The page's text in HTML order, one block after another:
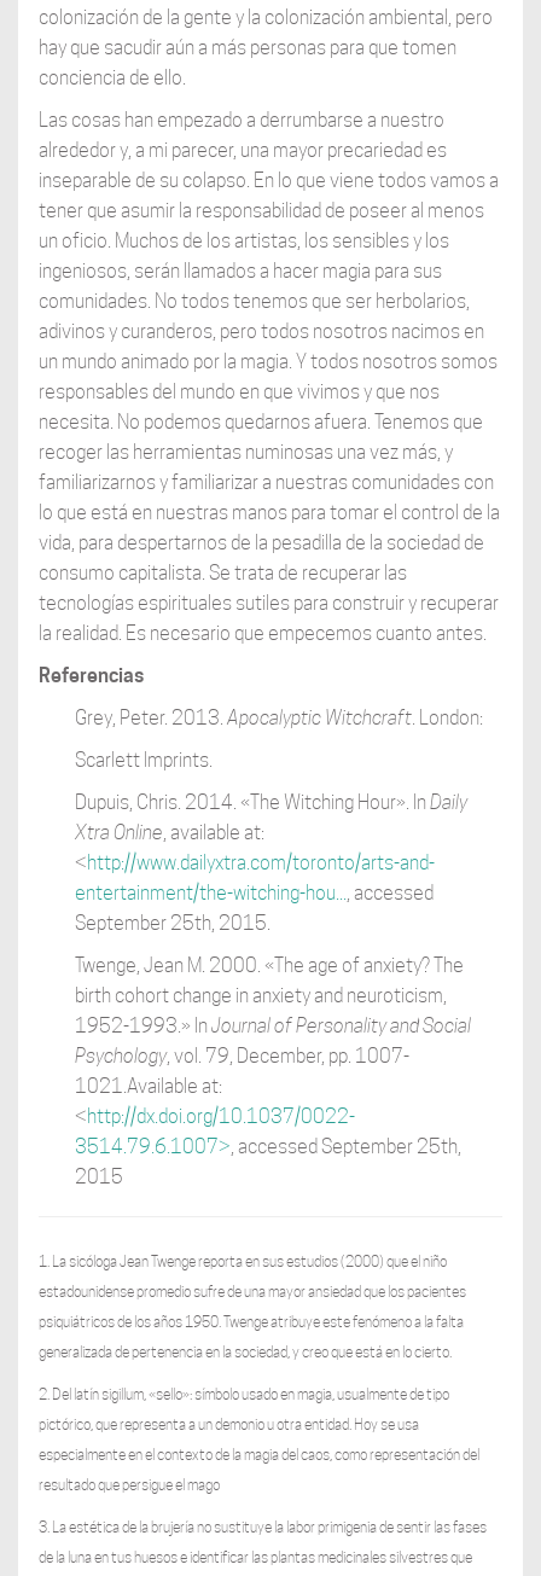
colonización de la gente y la colonización ambiental, pero
hay que sacudir aún a más personas para que tomen
conciencia de ello.
Las cosas han empezado a derrumbarse a nuestro
alrededor y, a mi parecer, una mayor precariedad es
inseparable de su colapso. En lo que viene todos vamos a
tener que asumir la responsabilidad de poseer al menos
un oficio. Muchos de los artistas, los sensibles y los
ingeniosos, serán llamados a hacer magia para sus
comunidades. No todos tenemos que ser herbolarios,
adivinos y curanderos, pero todos nosotros nacimos en
un mundo animado por la magia. Y todos nosotros somos
responsables del mundo en que vivimos y que nos
necesita. No podemos quedarnos afuera. Tenemos que
recoger las herramientas numinosas una vez más, y
familiarizarnos y familiarizar a nuestras comunidades con
lo que está en nuestras manos para tomar el control de la
vida, para despertarnos de la pesadilla de la sociedad de
consumo capitalista. Se trata de recuperar las
tecnologías espirituales sutiles para construir y recuperar
la realidad. Es necesario que empecemos cuanto antes.
Referencias
Grey, Peter. 2013. Apocalyptic Witchcraft. London:
Scarlett Imprints.
Dupuis, Chris. 2014. «The Witching Hour». In Daily
Xtra Online , available at:
<http://www.dailyxtra.com/toronto/arts-and-
entertainment/the-witching-hou...
, accessed
September 25th, 2015.
Twenge, Jean M. 2000. «The age of anxiety? The
birth cohort change in anxiety and neuroticism,
1952-1993.» In Journal of Personality and Social
Psychology, vol. 79, December, pp. 1007-
1021.Available at:
<http://dx.doi.org/10.1037/0022-
3514.79.6.1007> , accessed September 25th,
2015
1. La sicóloga Jean Twenge reporta en sus estudios (2000) que el niño
estadounidense promedio sufre de una mayor ansiedad que los pacientes
psiquiátricos de los años 1950. Twenge atribuye este fenómeno a la falta
generalizada de pertenencia en la sociedad, y creo que está en lo cierto.
2. Del latín sigillum, «sello»: símbolo usado en magia, usualmente de tipo
pictórico, que representa a un demonio u otra entidad. Hoy se usa
especialmente en el contexto de la magia del caos, como representación del
resultado que persigue el mago
3. La estética de la brujería no sustituye la labor primigenia de sentir las fases
de la luna en tus huesos e identificar las plantas medicinales silvestres que